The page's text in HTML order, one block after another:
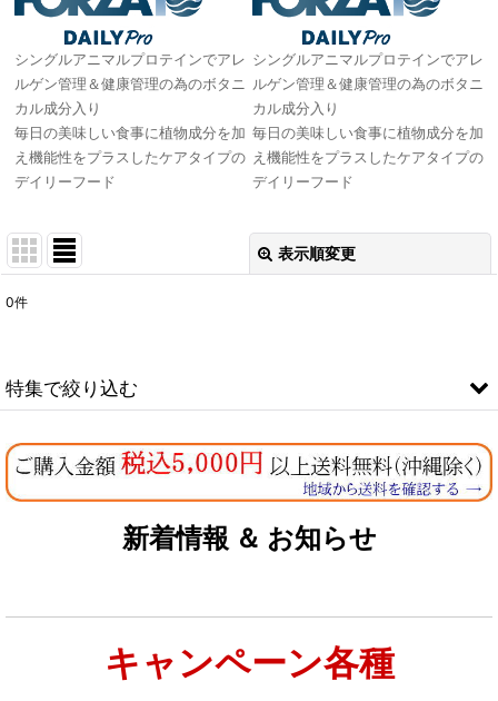
シングルアニマルプロテインでアレ
ルゲン管理＆健康管理の為のボタニ
カル成分入り
毎日の美味しい食事に植物成分を加
え機能性をプラスしたケアタイプの
デイリーフード
シングルアニマルプロテインでアレ
ルゲン管理＆健康管理の為のボタニ
カル成分入り
毎日の美味しい食事に植物成分を加
え機能性をプラスしたケアタイプの
デイリーフード
表示順変更
絞り込む
0件
特集で絞り込む
なちゅのオリジナルセット
お試しドライフード少量パック犬用
特集：大型犬＆多頭飼い用：セット＆大袋ドッグフード
新着情報 ＆ お知らせ
キャンペーン各種